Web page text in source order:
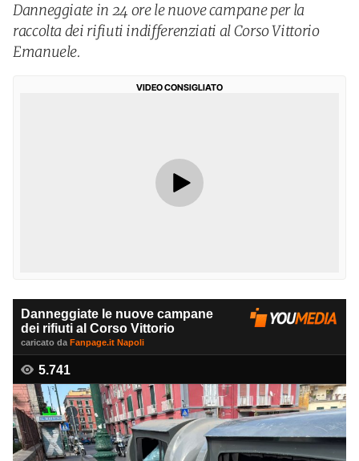
Danneggiate in 24 ore le nuove campane per la
raccolta dei rifiuti indifferenziati al Corso Vittorio
Emanuele.
VIDEO CONSIGLIATO